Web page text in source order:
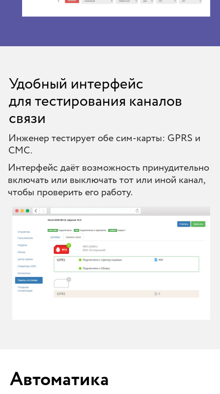
Удобный интерфейс
для тестирования каналов
связи
Инженер тестирует обе сим-карты: GPRS и
СМС.
Интерфейс даёт возможность принудительно
включать или выключать тот или иной канал,
чтобы проверить его работу.
Автоматика